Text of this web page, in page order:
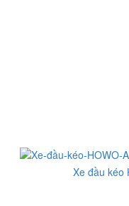
Xe đầu kéo